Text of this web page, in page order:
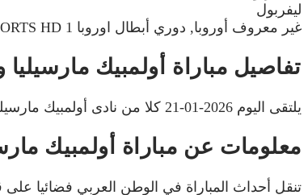
ليفربول
غير معروف أوروبا, دوري أبطال اوروبا HD 1
تفاصيل مباراة أولمبيك مارسيليا
يلتقى اليوم 2026-01-21 كلا من نادى أولمبيك مارسيليا و نادي ليفربول فى بطولة أوروبا, دوري أبطال اوروبا فى تمام الساعه 21:00 بتوقيت مصر.
معلومات عن مباراة أولمبيك مارسيليا و